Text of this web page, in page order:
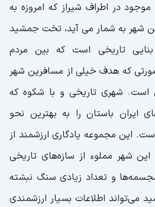
در اطراف شیراز که امروزه به
شهر به شمار می آید، تخت جمشید
بنایی تاریخی است که بین مردم
که هدف خیلی از مسافرین شهر
است. شهری تاریخی و با شکوه که
ایران باستان را به بهترین نحو
این مجموعه یادگاری ارزشمند از
شهر مملوء از سازه‌های تاریخی
مجسمه‌ها و تعداد زیادی سنگ نبشته
می‌تواند اطلاعات بسیار ارزشمندی